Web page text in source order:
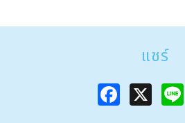
แชร์